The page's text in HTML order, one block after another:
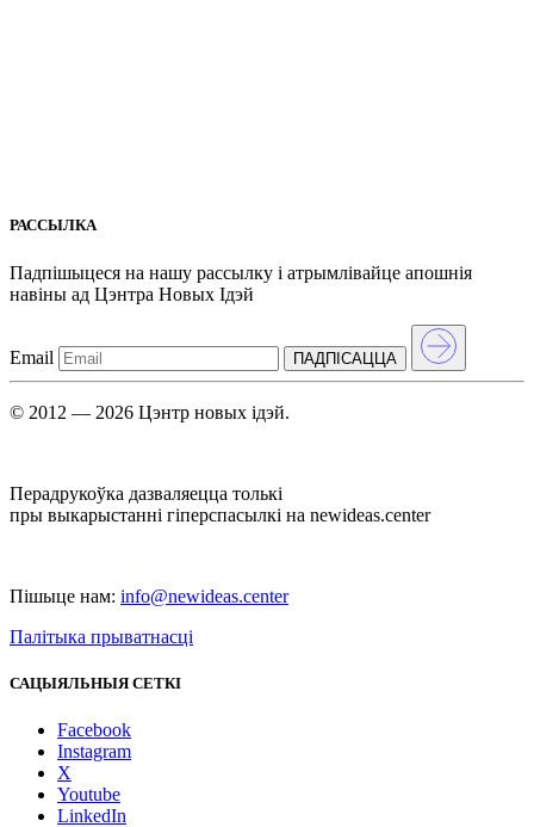
РАССЫЛКА
Падпішыцеся на нашу рассылкy і атрымлівайце апошнія
навіны ад Цэнтра Новых Iдэй
Email ПАДПIСАЦЦА
© 2012 — 2026 Цэнтр новых ідэй.
Перадрукоўка дазваляецца толькі
пры выкарыстанні гіперспасылкі на newideas.center
Пішыце нам: info@newideas.center
Палітыка прыватнасці
САЦЫЯЛЬНЫЯ СЕТКІ
Facebook
Instagram
X
Youtube
LinkedIn